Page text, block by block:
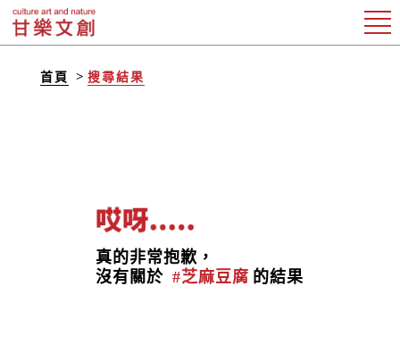
首頁 搜尋結果
真的非常抱歉，
沒有關於 #芝麻豆腐 的結果